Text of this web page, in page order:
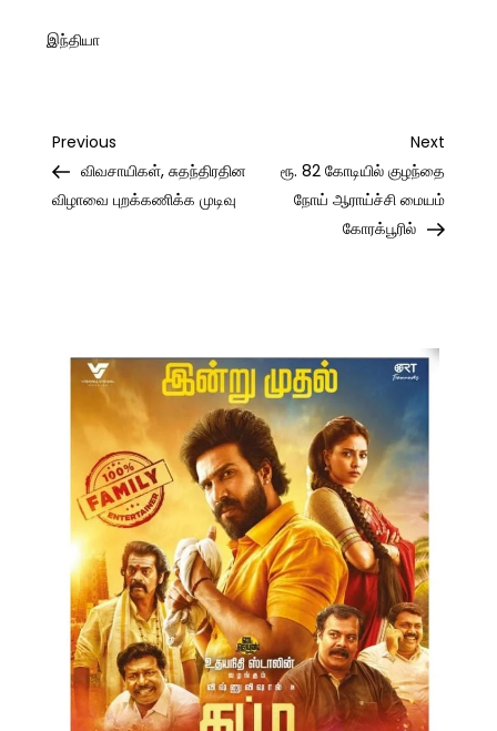
இந்தியா
Post
navigation
Previous
Post
Previous
விவசாயிகள், சுதந்திரதின
விழாவை புறக்கணிக்க முடிவு
Next
Post
Next
ரூ. 82 கோடியில் குழந்தை
நோய் ஆராய்ச்சி மையம்
கோரக்பூரில்